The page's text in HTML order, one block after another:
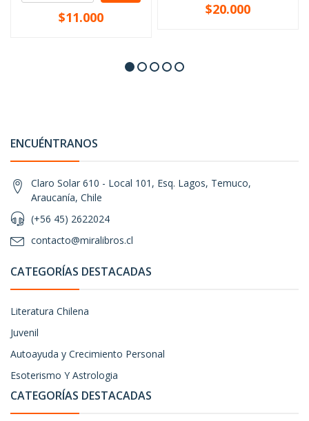
$11.000 $20.000
ENCUÉNTRANOS
Claro Solar 610 - Local 101, Esq. Lagos, Temuco,
Araucanía, Chile
(+56 45) 2622024
contacto@miralibros.cl
CATEGORÍAS DESTACADAS
Literatura Chilena
Juvenil
Autoayuda y Crecimiento Personal
Esoterismo Y Astrologia
CATEGORÍAS DESTACADAS